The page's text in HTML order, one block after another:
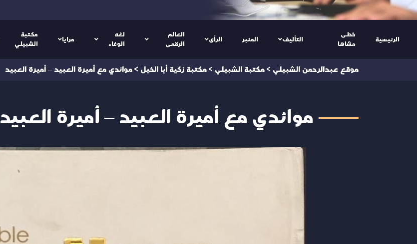
الرئيسية
خطى
مشاها
التأليف المنبر الرأى
العالم
الرقمى
لغه
الوفاء
مرايا
مكتبة
الشبيلي
موقع عبدالرحمن الشبيلي > مكتبة الشبيلي > مكتبة زكية أبا الخيل > موائدي مع أميرة العبيد – أميرة العبيد
موائدي مع أميرة العبيد – أميرة العبيد